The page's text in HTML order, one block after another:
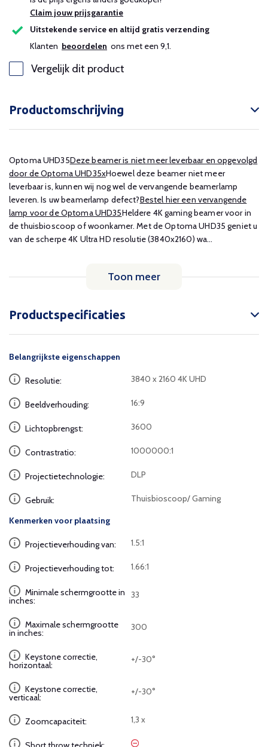
Claim jouw prijsgarantie
Uitstekende service en altijd gratis verzending
Klanten beoordelen ons met een 9,1.
Vergelijk dit product
Productomschrijving
Optoma UHD35Deze beamer is niet meer leverbaar en opgevolgd
door de Optoma UHD35xHoewel deze beamer niet meer
leverbaar is, kunnen wij nog wel de vervangende beamerlamp
leveren. Is uw beamerlamp defect?Bestel hier een vervangende
lamp voor de Optoma UHD35Heldere 4K gaming beamer voor in
de thuisbioscoop of woonkamer. Met de Optoma UHD35 geniet u
van de scherpe 4K Ultra HD resolutie (3840x2160) wa...
Toon meer
Productspecificaties
Belangrijkste eigenschappen
Resolutie: 3840 x 2160 4K UHD
Beeldverhouding: 16:9
Lichtopbrengst: 3600
Contrastratio: 1000000:1
Projectietechnologie: DLP
Gebruik: Thuisbioscoop/ Gaming
Kenmerken voor plaatsing
Projectieverhouding van: 1.5:1
Projectieverhouding tot: 1.66:1
Minimale schermgrootte in
inches:
33
Maximale schermgrootte
in inches:
300
Keystone correctie,
horizontaal:
+/-30°
Keystone correctie,
verticaal:
+/-30°
Zoomcapaciteit: 1,3 x